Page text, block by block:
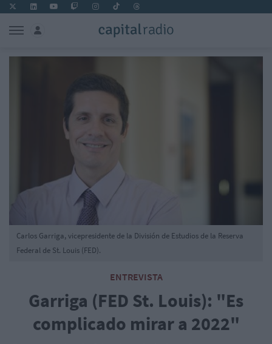
ENTREVISTA
Garriga (FED St. Louis): "Es
complicado mirar a 2022"
Carlos Garriga, vicepresidente de la División de Estudios de la Reserva
Federal de St. Louis (FED).